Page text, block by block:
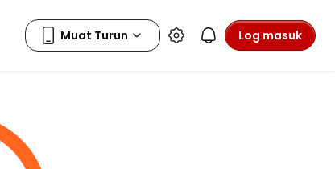
Log masuk